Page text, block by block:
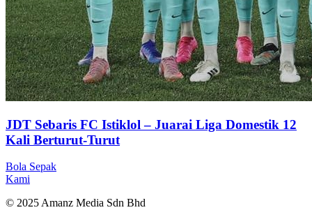
JDT Sebaris FC Istiklol – Juarai Liga Domestik 12
Kali Berturut-Turut
Bola Sepak
Kami
© 2025 Amanz Media Sdn Bhd